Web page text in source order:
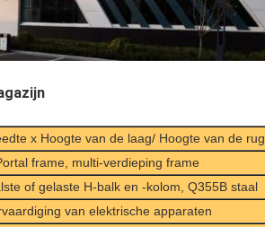
x Hoogte van de laag/ Hoogte van de rug
frame, multi-verdieping frame
of gelaste H-balk en -kolom, Q355B staal
van elektrische apparaten